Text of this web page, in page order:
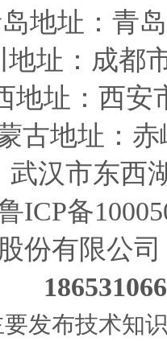
地址 ：青
地址 ：成都
地址 ：西
古地址：
武汉市东西
ICP备
份有限公司
发布技术知